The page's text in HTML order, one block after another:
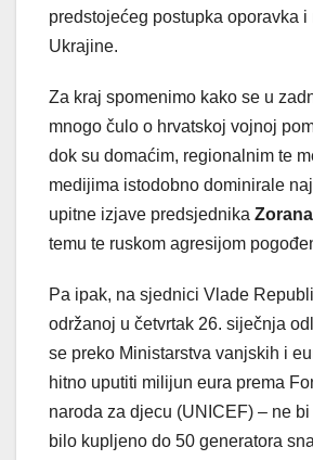
predstojećeg postupka oporavka
Ukrajine.
Za kraj spomenimo kako se u
mnogo čulo o hrvatskoj vojnoj
dok su domaćim, regionalnim te
medijima istodobno dominirale
upitne izjave predsjednika
temu te ruskom agresijom
Pa ipak, na sjednici Vlade
održanoj u četvrtak 26. siječnja
se preko Ministarstva vanjskih i
hitno uputiti milijun eura prema
naroda za djecu (UNICEF) – ne
bilo kupljeno do 50 generatora